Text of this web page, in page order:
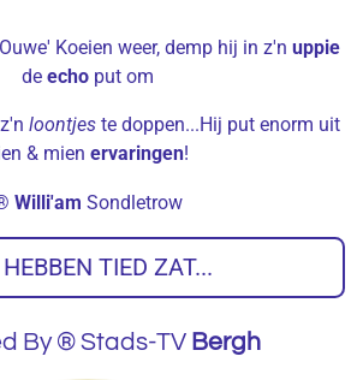
Koeien weer, demp hij in z'n uppie
de echo put om
loontjeste doppen...Hij put enorm uit
& mien ervaringen!
Willi'am Sondletrow
TIED ZAT...
By ® Stads-TV Bergh